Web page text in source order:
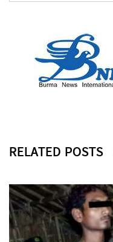
RELATED POSTS